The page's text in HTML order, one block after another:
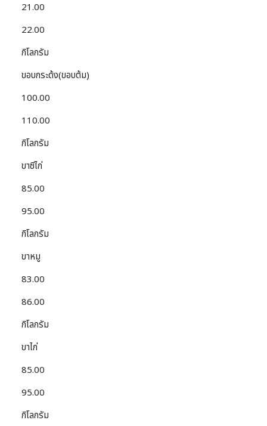
21.00
22.00
กิโลกรัม
ขอบกระด้ง(ขอบต้ม)
100.00
110.00
กิโลกรัม
ขาซีไก่
85.00
95.00
กิโลกรัม
ขาหมู
83.00
86.00
กิโลกรัม
ขาไก่
85.00
95.00
กิโลกรัม